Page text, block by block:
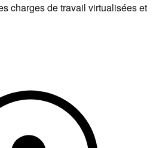
charges de travail virtualisées et